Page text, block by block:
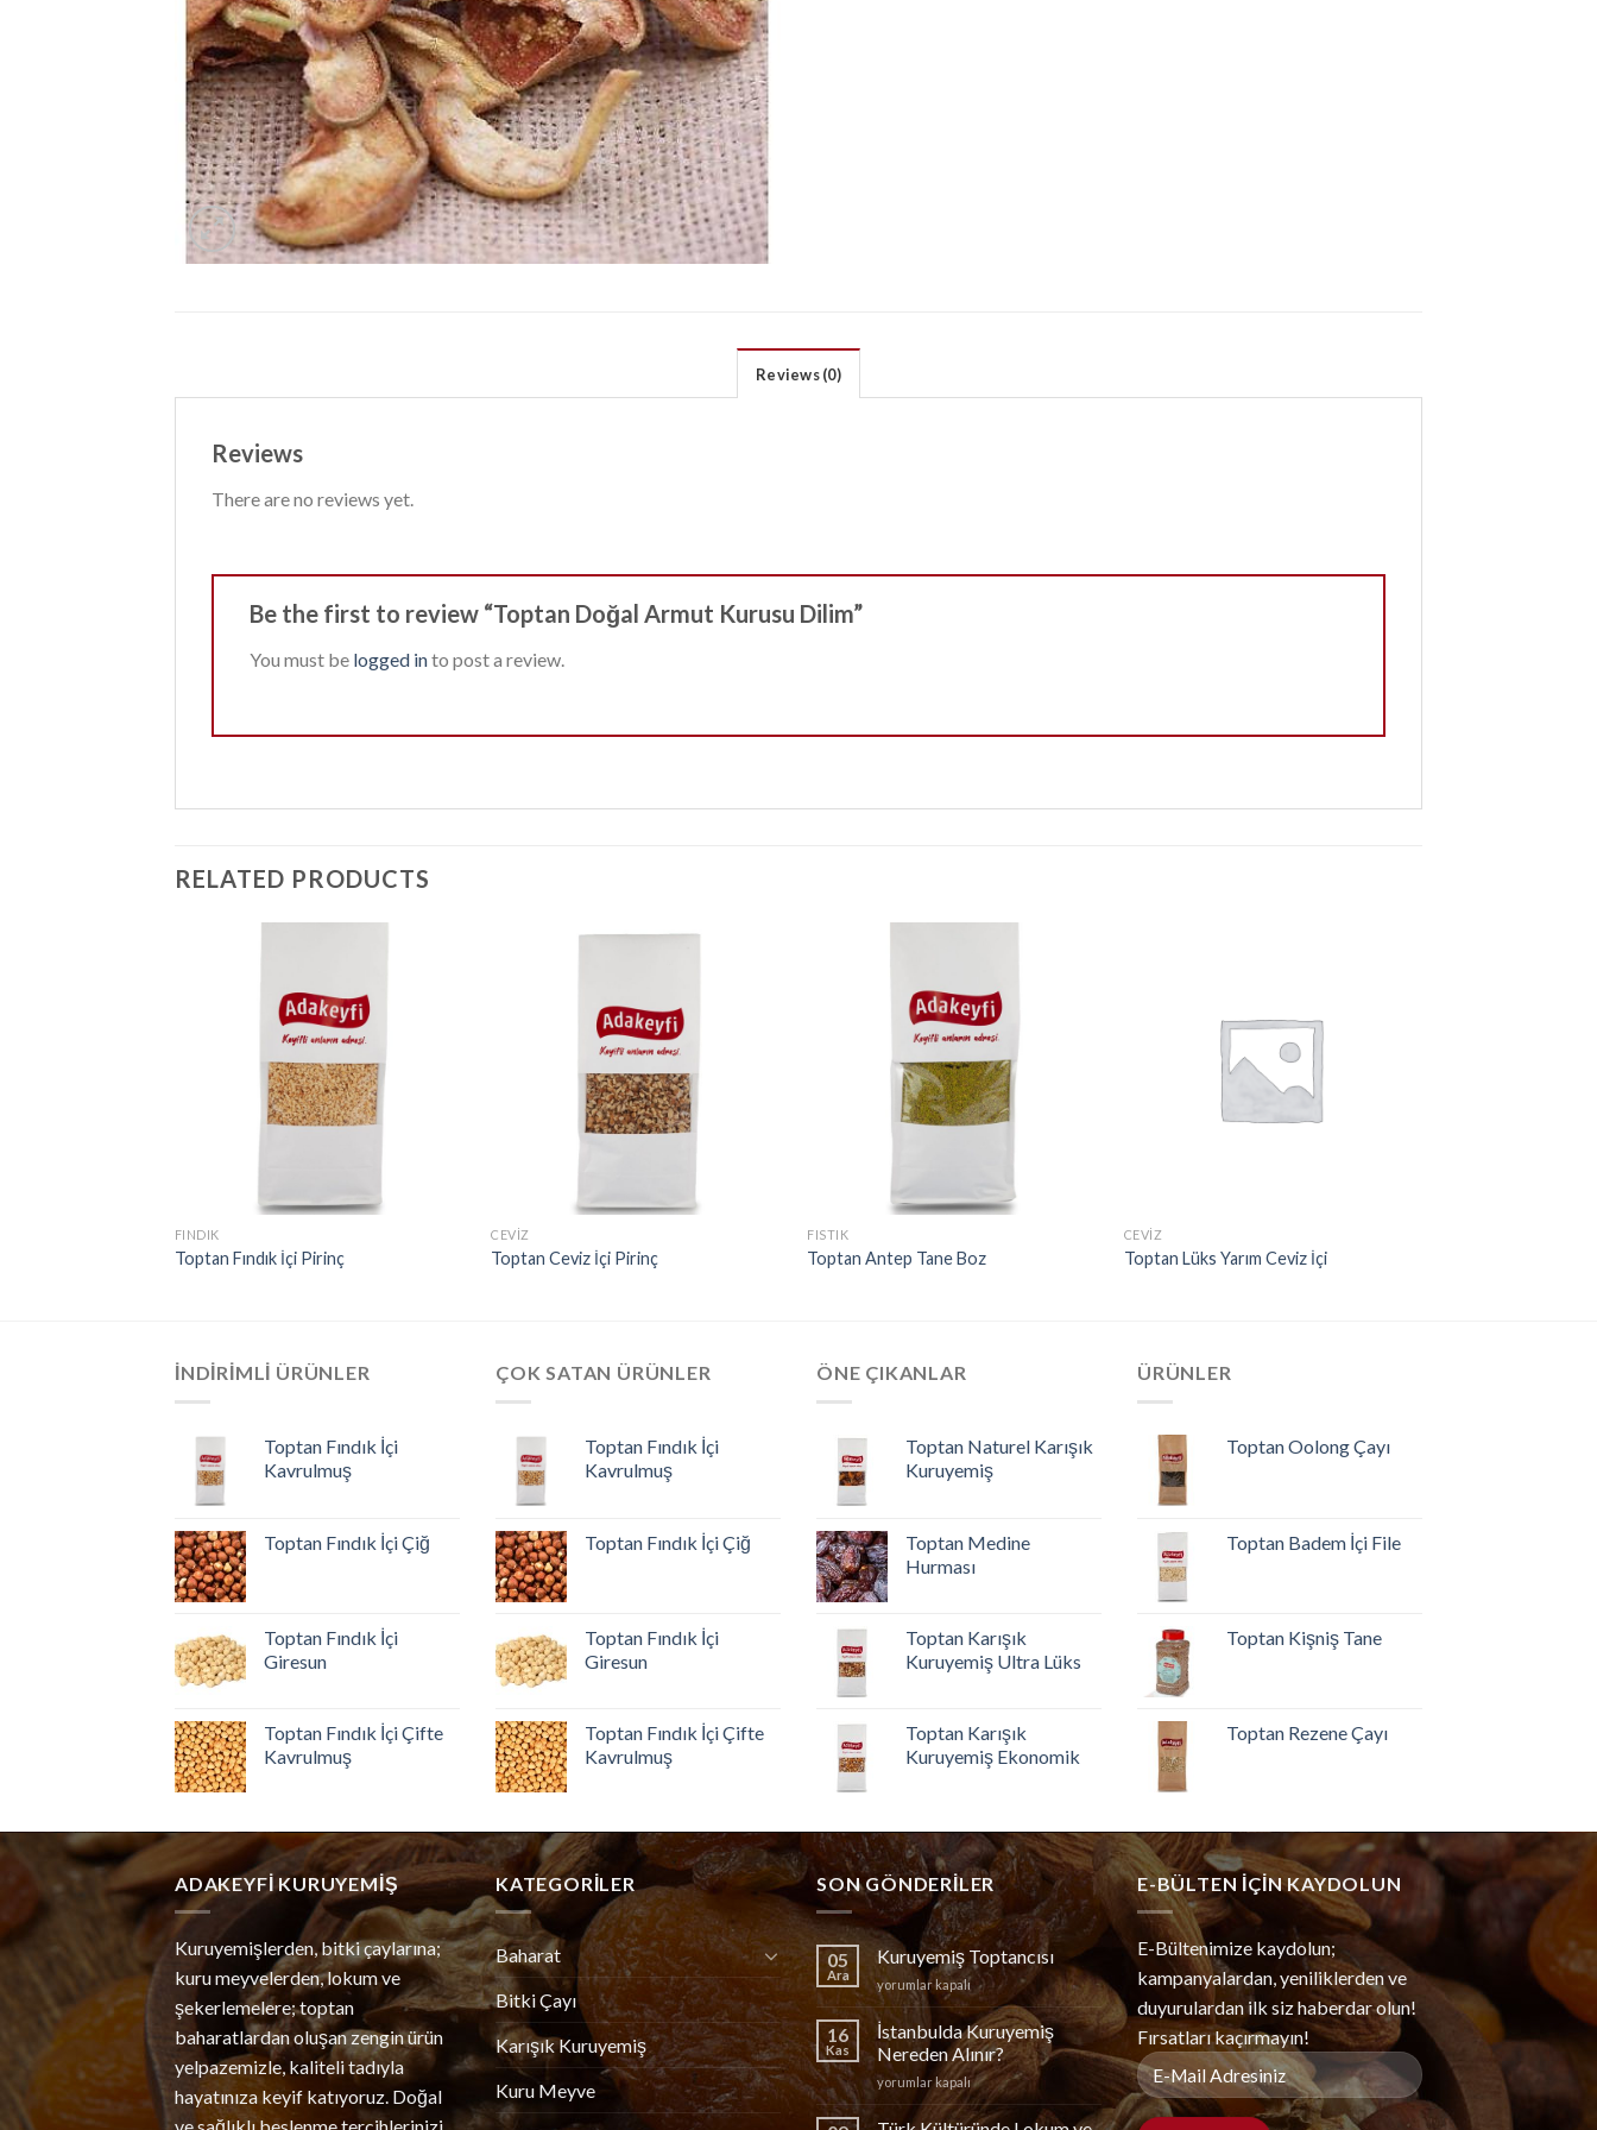
Reviews (0)
Reviews
There are no reviews yet.
Be the first to review “Toptan Doğal Armut Kurusu Dilim”
You must be logged into post a review.
RELATED PRODUCTS
FINDIK
Toptan Fındık İçi Pirinç
CEVIZ
Toptan Ceviz İçi Pirinç
FISTIK
Toptan Antep Tane Boz
CEVIZ
Toptan Lüks Yarım Ceviz İçi
İNDIRIMLI ÜRÜNLER
Toptan Fındık İçi
Kavrulmuş
Toptan Fındık İçi Çiğ
Toptan Fındık İçi
Giresun
Toptan Fındık İçi Çifte
Kavrulmuş
ÇOK SATAN ÜRÜNLER
Toptan Fındık İçi
Kavrulmuş
Toptan Fındık İçi Çiğ
Toptan Fındık İçi
Giresun
Toptan Fındık İçi Çifte
Kavrulmuş
ÖNE ÇIKANLAR
Toptan Naturel Karışık
Kuruyemiş
Toptan Medine
Hurması
Toptan Karışık
Kuruyemiş Ultra Lüks
Toptan Karışık
Kuruyemiş Ekonomik
ÜRÜNLER
Toptan Oolong Çayı
Toptan Badem İçi File
Toptan Kişniş Tane
Toptan Rezene Çayı
ADAKEYFI KURUYEMIŞ
Kuruyemişlerden, bitki çaylarına;
kuru meyvelerden, lokum ve
şekerlemelere; toptan
baharatlardan oluşan zengin ürün
yelpazemizle, kaliteli tadıyla
hayatınıza keyif katıyoruz. Doğal
KATEGORILER
Baharat
Bitki Çayı
Karışık Kuruyemiş
Kuru Meyve
SON GÖNDERILER
05
Ara
Kuruyemiş Toptancısı
Kuruyemiş
Toptancısı
için
yorumlar kapalı
16
Kas
İstanbulda Kuruyemiş
Nereden Alınır?
İstanbulda
Kuruyemiş
Nereden
yorumlar kapalı
E-BÜLTEN IÇIN KAYDOLUN
E-Bültenimize kaydolun;
kampanyalardan, yeniliklerden ve
duyurulardan ilk siz haberdar olun!
Fırsatları kaçırmayın!